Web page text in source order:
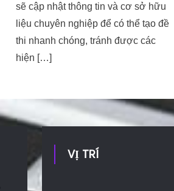
sẽ cập nhật thông tin và cơ sở hữu
liệu chuyên nghiệp để có thể tạo đề
thi nhanh chóng, tránh được các
hiện […]
VỊ TRÍ